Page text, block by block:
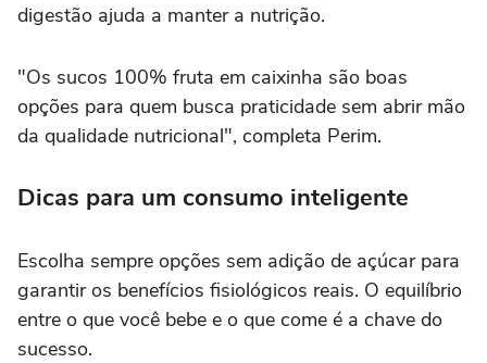
digestão ajuda a manter a nutrição.
"Os sucos 100% fruta em caixinha são boas
opções para quem busca praticidade sem abrir mão
da qualidade nutricional", completa Perim.
Dicas para um consumo inteligente
Escolha sempre opções sem adição de açúcar para
garantir os benefícios fisiológicos reais. O equilíbrio
entre o que você bebe e o que come é a chave do
sucesso.